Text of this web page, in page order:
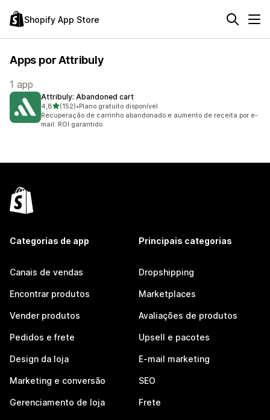
Shopify App Store
Apps por Attribuly
1 app
Attribuly: Abandoned cart
4,8de 5 estrelas
(152)
152 avaliações ao todo
•Plano gratuito disponível
Recuperação de carrinho abandonado e aumento de receita por e-
mail. ROI garantido.
Categorias de app
Canais de vendas
Encontrar produtos
Vender produtos
Pedidos e frete
Design da loja
Marketing e conversão
Gerenciamento de loja
Principais categorias
Dropshipping
Marketplaces
Avaliações de produtos
Upsell e pacotes
E-mail marketing
SEO
Frete